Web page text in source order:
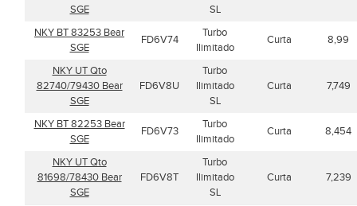
SGE
SL
NKY BT 83253 Bear
SGE
FD6V74
Turbo
Ilimitado
Curta 8,99
NKY UT Qto
82740/79430 Bear
SGE
FD6V8U
Turbo
Ilimitado
SL
Curta 7,749
NKY BT 82253 Bear
SGE
FD6V73
Turbo
Ilimitado
Curta 8,454
NKY UT Qto
81698/78430 Bear
SGE
FD6V8T
Turbo
Ilimitado
SL
Curta 7,239